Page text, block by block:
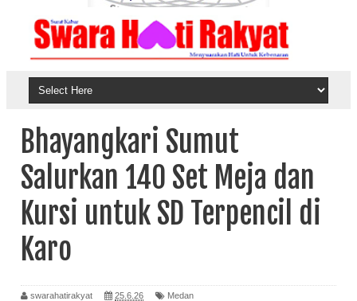
Bhayangkari Sumut
Salurkan 140 Set Meja dan
Kursi untuk SD Terpencil di
Karo
swarahatirakyat 25.6.26 Medan